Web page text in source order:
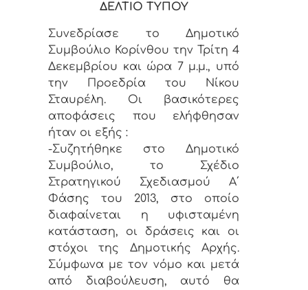
ΔΕΛΤΙΟ ΤΥΠΟΥ
Συνεδρίασε το Δημοτικό
Συμβούλιο Κορίνθου την Τρίτη 4
Δεκεμβρίου και ώρα 7 μ.μ., υπό
την Προεδρία του Νίκου
Σταυρέλη. Οι βασικότερες
αποφάσεις που ελήφθησαν
ήταν οι εξής :
-Συζητήθηκε στο Δημοτικό
Συμβούλιο, το Σχέδιο
Στρατηγικού Σχεδιασμού Α΄
Φάσης του 2013, στο οποίο
διαφαίνεται η υφισταμένη
κατάσταση, οι δράσεις και οι
στόχοι της Δημοτικής Αρχής.
Σύμφωνα με τον νόμο και μετά
από διαβούλευση, αυτό θα